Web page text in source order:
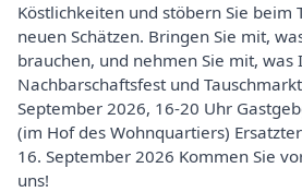
Köstlichkeiten und stöbern Sie beim
neuen Schätzen. Bringen Sie mit,
brauchen, und nehmen Sie mit, was
Nachbarschaftsfest und
September 2026, 16-20 Uhr
(im Hof des Wohnquartiers)
16. September 2026 Kommen Sie
uns!